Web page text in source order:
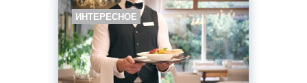
ИНТЕРЕСНОЕ